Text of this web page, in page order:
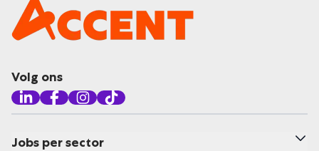
Volg ons
Jobs per sector